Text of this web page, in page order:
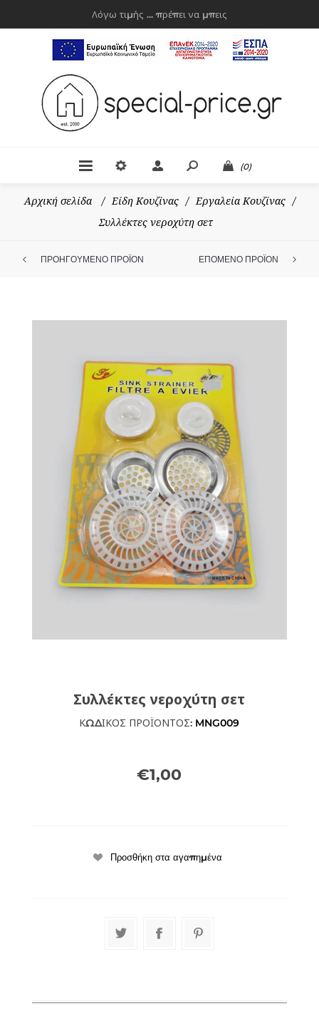
Λόγω τιμής ... πρέπει να μπεις
(0)
Αρχική σελίδα / Είδη Κουζίνας / Εργαλεία Κουζίνας
/
Συλλέκτες νεροχύτη σετ
ΠΡΟΗΓΟΥΜΕΝΟ ΠΡΟΪΟΝ ΕΠΟΜΕΝΟ ΠΡΟΪΟΝ
Συλλέκτες νεροχύτη σετ
ΚΩΔΙΚΟΣ ΠΡΟΪΟΝΤΟΣ: MNG009
€1,00